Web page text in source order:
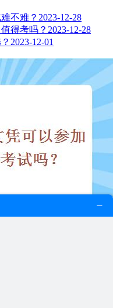
不难？ 2023-12-28
得考吗？ 2023-12-28
2023-12-01